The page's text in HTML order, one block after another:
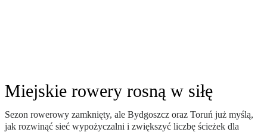
Miejskie rowery rosną w siłę
Sezon rowerowy zamknięty, ale Bydgoszcz oraz Toruń już myślą,
jak rozwinąć sieć wypożyczalni i zwiększyć liczbę ścieżek dla